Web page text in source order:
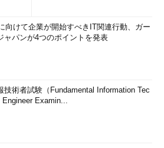
向けて企業が開始すべきIT関連行動、ガー
ャパンが4つのポイントを発表
技術者試験（Fundamental Information Tec
Engineer Examin...